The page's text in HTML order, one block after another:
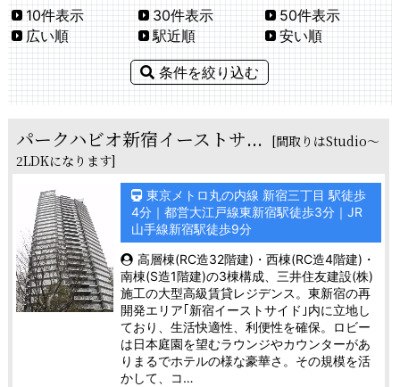
10件表示 30件表示
50件表示
広い順
駅近順 安い順
条件を絞り込む
パークハビオ新宿イーストサ... [間取りはStudio～
2LDKになります]
東京メトロ丸の内線 新宿三丁目 駅徒歩
4分｜都営大江戸線東新宿駅徒歩3分｜JR
山手線新宿駅徒歩9分
高層棟(RC造32階建)・西棟(RC造4階建)・
南棟(S造1階建)の3棟構成、三井住友建設(株)
施工の大型高級賃貸レジデンス。東新宿の再
開発エリア｢新宿イーストサイド｣内に立地し
ており、生活快適性、利便性を確保。ロビー
は日本庭園を望むラウンジやカウンターがあ
りまるでホテルの様な豪華さ。その規模を活
かして、コ…